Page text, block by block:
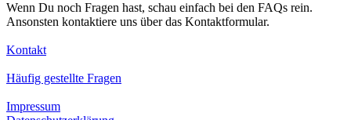
Wenn Du noch Fragen hast, schau einfach bei den FAQs rein.
Ansonsten kontaktiere uns über das Kontaktformular.
Kontakt
Häufig gestellte Fragen
Impressum